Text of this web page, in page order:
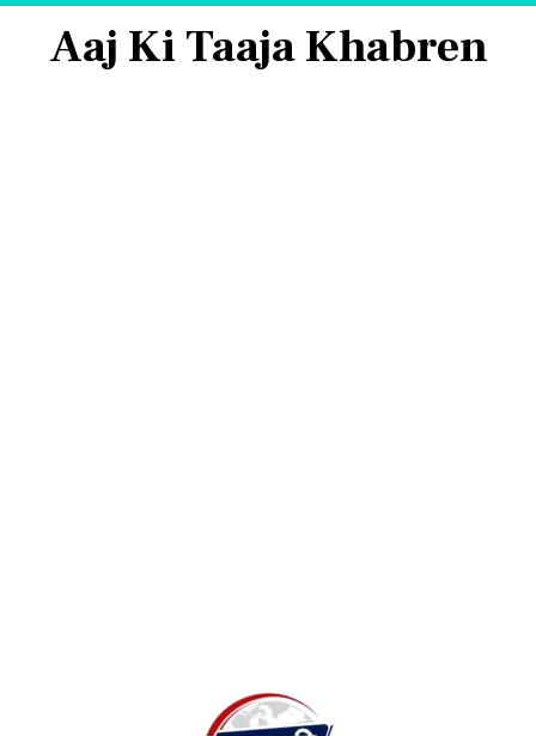
Aaj Ki Taaja Khabren